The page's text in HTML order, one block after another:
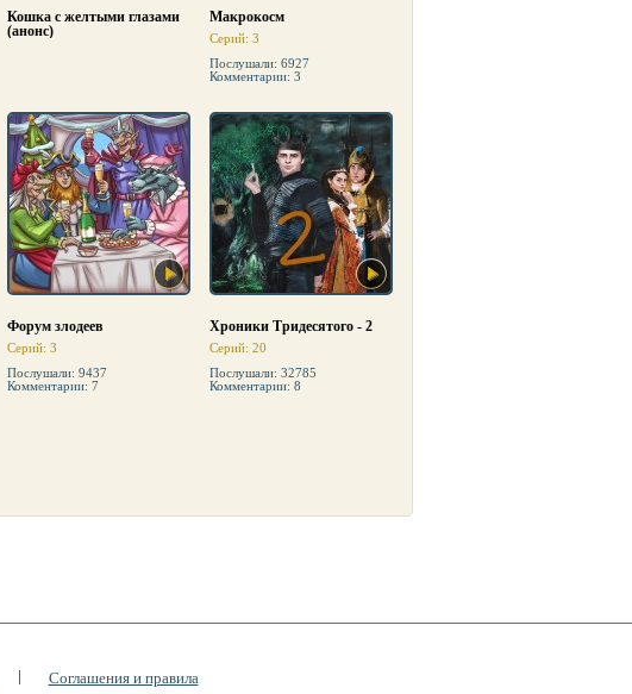
Кошка с желтыми глазами
(анонс)
Макрокосм
Серий: 3
Послушали: 6927
Комментарии: 3
Форум злодеев
Серий: 3
Послушали: 9437
Комментарии: 7
Хроники Тридесятого - 2
Серий: 20
Послушали: 32785
Комментарии: 8
| Соглашения и правила